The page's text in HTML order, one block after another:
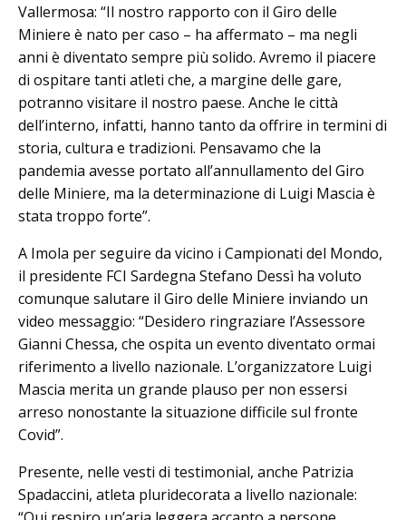
Vallermosa: “Il nostro rapporto con il Giro delle
Miniere è nato per caso – ha affermato – ma negli
anni è diventato sempre più solido. Avremo il piacere
di ospitare tanti atleti che, a margine delle gare,
potranno visitare il nostro paese. Anche le città
dell’interno, infatti, hanno tanto da offrire in termini di
storia, cultura e tradizioni. Pensavamo che la
pandemia avesse portato all’annullamento del Giro
delle Miniere, ma la determinazione di Luigi Mascia è
stata troppo forte”.
A Imola per seguire da vicino i Campionati del Mondo,
il presidente FCI Sardegna Stefano Dessì ha voluto
comunque salutare il Giro delle Miniere inviando un
video messaggio: “Desidero ringraziare l’Assessore
Gianni Chessa, che ospita un evento diventato ormai
riferimento a livello nazionale. L’organizzatore Luigi
Mascia merita un grande plauso per non essersi
arreso nonostante la situazione difficile sul fronte
Covid”.
Presente, nelle vesti di testimonial, anche Patrizia
Spadaccini, atleta pluridecorata a livello nazionale: